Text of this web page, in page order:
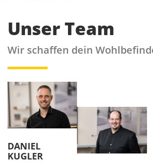
Unser Team
Wir schaffen dein
DANIEL
KUGLER